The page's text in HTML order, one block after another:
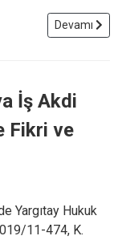
Devamı
İş Akdi
Fikri ve
Yargıtay Hukuk
11-474, K.